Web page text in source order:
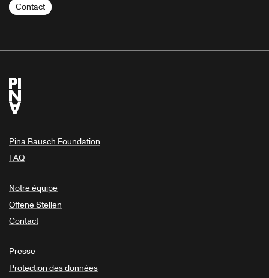
Contact
Pina Bausch Foundation
FAQ
Notre équipe
Offene Stellen
Contact
Presse
Protection des données